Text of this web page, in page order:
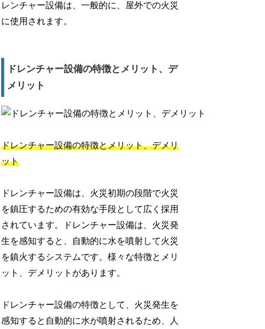
レンチャー設備は、一般的に、屋外での火災
に使用されます。
ドレンチャー設備の特徴とメリット、デ
メリット
ドレンチャー設備の特徴とメリット、デメリ
ット
ドレンチャー設備は、火災初期の段階で火災
を鎮圧するための有効な手段として広く採用
されています。ドレンチャー設備は、火災発
生を感知すると、自動的に水を噴射して火災
を鎮火するシステムです。様々な特徴とメリ
ット、デメリットがあります。
ドレンチャー設備の特徴として、火災発生を
感知すると自動的に水が噴射されるため、人